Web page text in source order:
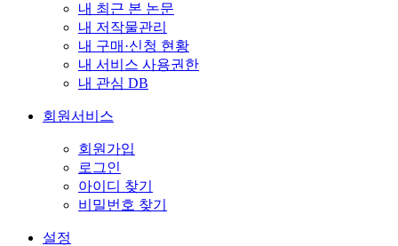
내 최근 본 논문
내 저작물관리
내 구매·신청 현황
내 서비스 사용권한
내 관심 DB
회원서비스
회원가입
로그인
아이디 찾기
비밀번호 찾기
설정